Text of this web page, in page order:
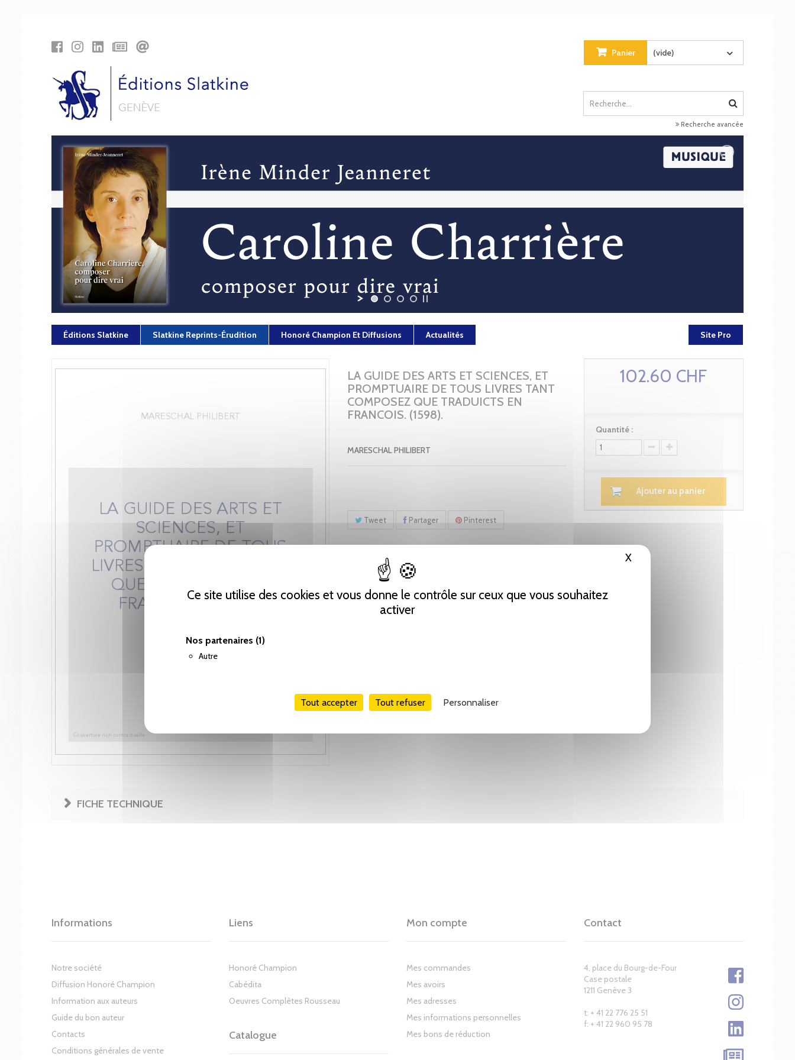
Ce site utilise des cookies et vous donne le contrôle sur ceux que vous souhaitez
activer
Nos partenaires (1)
Autre
Tout accepter Tout refuser Personnaliser
X Masquer le bandeau des cookies
Panier (vide)
Recherche avancée
Éditions Slatkine Slatkine Reprints-Érudition Honoré Champion Et Diffusions Actualités Site Pro
LA GUIDE DES ARTS ET SCIENCES, ET
PROMPTUAIRE DE TOUS LIVRES TANT
COMPOSEZ QUE TRADUICTS EN
FRANCOIS. (1598).
MARESCHAL PHILIBERT
Tweet Partager Pinterest
102.60 CHF
Quantité :
Ajouter au panier
FICHE TECHNIQUE
Informations
Notre société
Diffusion Honoré Champion
Information aux auteurs
Guide du bon auteur
Contacts
Conditions générales de vente
Liens
Honoré Champion
Cabédita
Oeuvres Complètes Rousseau
Catalogue
Mon compte
Mes commandes
Mes avoirs
Mes adresses
Mes informations personnelles
Mes bons de réduction
Contact
4, place du Bourg-de-Four
Case postale
1211 Genève 3
t: + 41 22 776 25 51
f: + 41 22 960 95 78